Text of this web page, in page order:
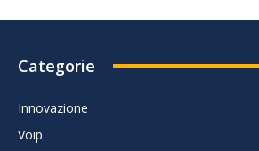
Categorie
Innovazione
Voip